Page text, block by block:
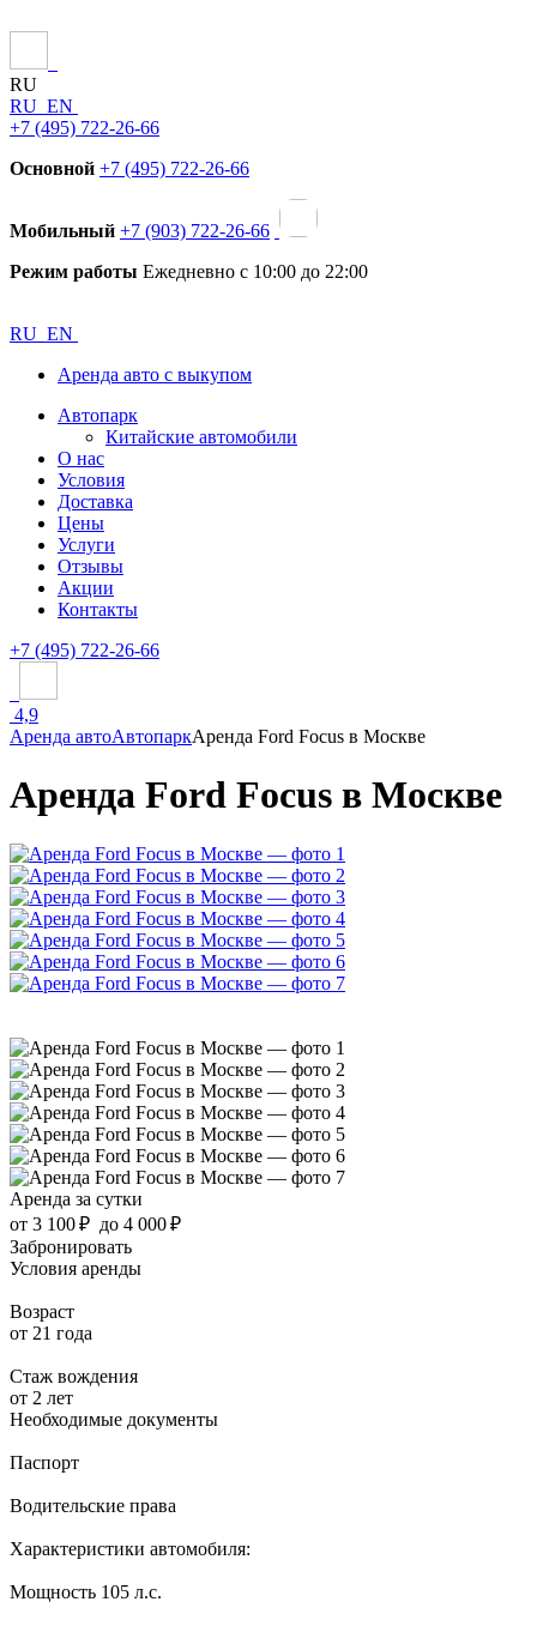
RU
RU EN
+7 (495) 722-26-66
Основной +7 (495) 722-26-66
Мобильный +7 (903) 722-26-66
Режим работы Ежедневно с 10:00 до 22:00
RU EN
Аренда авто с выкупом
Автопарк
Китайские автомобили
О нас
Условия
Доставка
Цены
Услуги
Отзывы
Акции
Контакты
+7 (495) 722-26-66
4,9
Аренда автоАвтопаркАренда Ford Focus в Москве
Аренда Ford Focus в Москве
Аренда за сутки
от 3 100 ₽ до 4 000 ₽
Забронировать
Условия аренды
Возраст
от 21 года
Стаж вождения
от 2 лет
Необходимые документы
Паспорт
Водительские права
Характеристики автомобиля:
Мощность 105 л.с.